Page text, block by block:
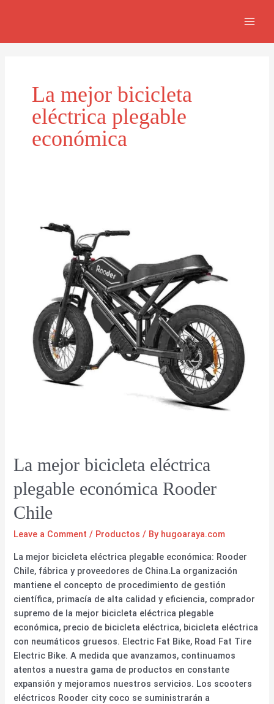
La mejor bicicleta
eléctrica plegable
económica
La mejor bicicleta eléctrica
plegable económica Rooder
Chile
Leave a Comment / Productos / By hugoaraya.com
La mejor bicicleta eléctrica plegable económica: Rooder
Chile, fábrica y proveedores de China.La organización
mantiene el concepto de procedimiento de gestión
científica, primacía de alta calidad y eficiencia, comprador
supremo de la mejor bicicleta eléctrica plegable
económica, precio de bicicleta eléctrica, bicicleta eléctrica
con neumáticos gruesos. Electric Fat Bike, Road Fat Tire
Electric Bike. A medida que avanzamos, continuamos
atentos a nuestra gama de productos en constante
expansión y mejoramos nuestros servicios. Los scooters
eléctricos Rooder city coco se suministrarán a